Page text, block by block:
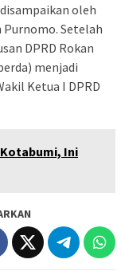
oleh
Purnomo. Setelah
DPRD Rokan
menjadi
Ketua I DPRD
Ini